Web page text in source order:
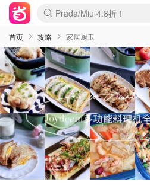
麦卢卡蜂蜜夏促！个位数！
Prada/Miu 4.8折！
啥？必胜客披萨5折！
首页 攻略 家居厨卫